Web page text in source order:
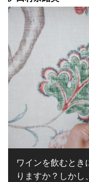
ワインを飲むとき
りますか？しかし